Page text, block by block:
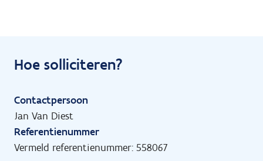
Hoe solliciteren?
Contactpersoon
Jan Van Diest
Referentienummer
Vermeld referentienummer: 558067